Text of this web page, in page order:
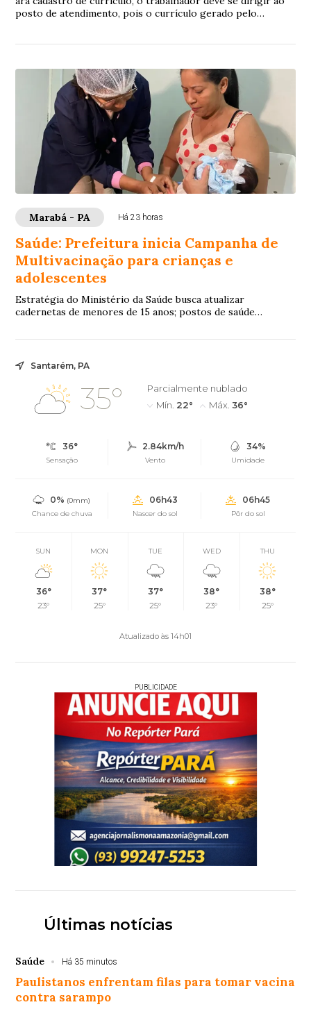
posto de atendimento, pois o currículo gerado pelo
Marabá - PA Há 23 horas
Saúde: Prefeitura inicia Campanha de
Multivacinação para crianças e
adolescentes
Estratégia do Ministério da Saúde busca atualizar
cadernetas de menores de 15 anos; postos de saúde
Santarém, PA
35°
Parcialmente nublado
Mín. 22° Máx. 36°
36°
Sensação
2.84km/h
Vento
34%
Umidade
0% (0mm)
Chance de chuva
06h43
Nascer do sol
06h45
Pôr do sol
SUN
36°
23°
MON
37°
25°
TUE
37°
25°
WED
38°
23°
THU
38°
25°
Atualizado às 14h01
PUBLICIDADE
Últimas notícias
Saúde Há 35 minutos
Paulistanos enfrentam filas para tomar vacina
contra sarampo